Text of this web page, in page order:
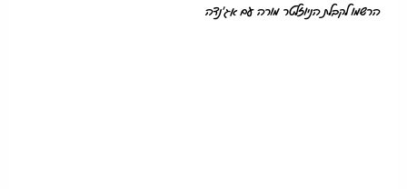
הרשמו לקבלת הניוזלטר מורה עם אג'נדה